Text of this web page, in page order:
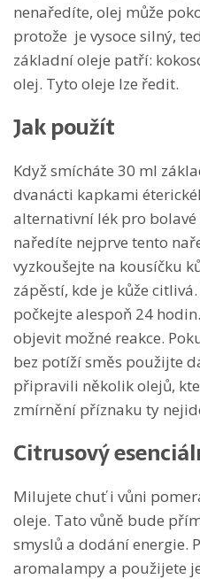
nenaředíte, olej může
protože je vysoce silný,
základní oleje patří:
olej. Tyto oleje lze ředit.
Jak použít
Když smícháte 30 ml
dvanácti kapkami
alternativní lék pro
naředíte nejprve tento
vyzkoušejte na kousíčku
zápěstí, kde je kůže
počkejte alespoň 24
objevit možné reakce.
bez potíží směs použijte
připravili několik olejů,
zmírnění příznaku ty
Citrusový
Milujete chuť i vůni
oleje. Tato vůně bude
smyslů a dodání energie.
aromalampy a použijete